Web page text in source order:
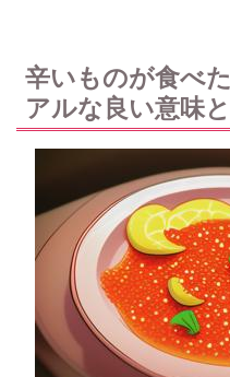
辛いものが食べ
アルな良い意味